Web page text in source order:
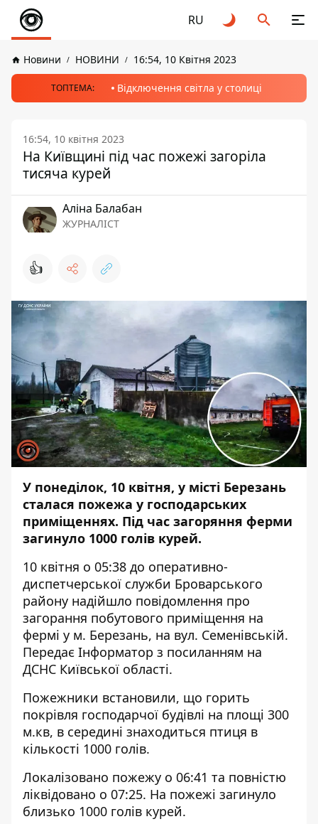
RU
Новини НОВИНИ 16:54, 10 Квітня 2023
ТОПТЕМА: Відключення світла у столиці
16:54, 10 квітня 2023
На Київщині під час пожежі загоріла
тисяча курей
Аліна Балабан
ЖУРНАЛІСТ
👍
У понеділок, 10 квітня, у місті Березань
сталася пожежа у господарських
приміщеннях. Під час загоряння ферми
загинуло 1000 голів курей.
10 квітня о 05:38 до оперативно-
диспетчерської служби Броварського
району надійшло повідомлення про
загорання побутового приміщення на
фермі у м. Березань, на вул. Семенівській.
Передає Інформатор з посиланням на
ДСНС Київської області.
Пожежники встановили, що горить
покрівля господарчої будівлі на площі 300
м.кв, в середині знаходиться птиця в
кількості 1000 голів.
Локалізовано пожежу о 06:41 та повністю
ліквідовано о 07:25. На пожежі загинуло
близько 1000 голів курей.